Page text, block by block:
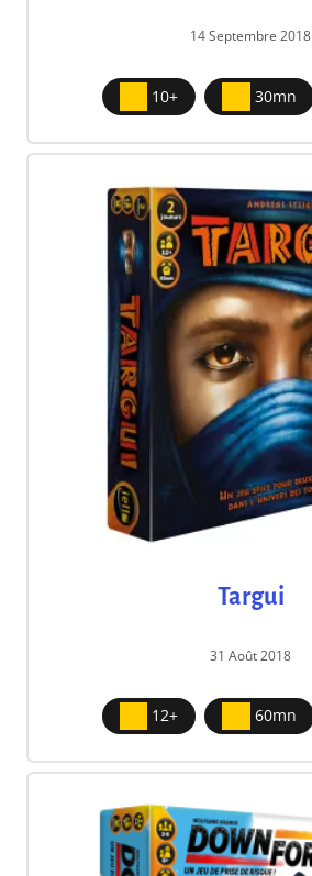
14 Septembre 2018
10+ 30mn
Targui
31 Août 2018
12+ 60mn